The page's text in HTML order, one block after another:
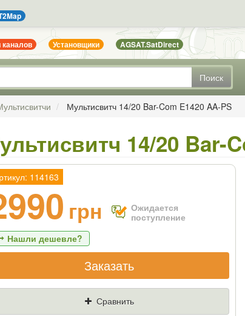
каналов Установщики AGSAT.SatDirect
Поиск
Мультисвитч 14/20 Bar-Com E1420 AA-PS
14/20 Bar-
114163
грн
Ожидается
поступление
Нашли дешевле?
Если Вы найдете товар дешевле - мы снизим
цену и подарим % от разницы
Заказать
Сравнить